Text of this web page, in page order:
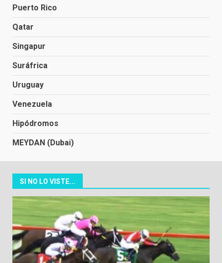
Puerto Rico
Qatar
Singapur
Suráfrica
Uruguay
Venezuela
Hipódromos
MEYDAN (Dubai)
SI NO LO VISTE...